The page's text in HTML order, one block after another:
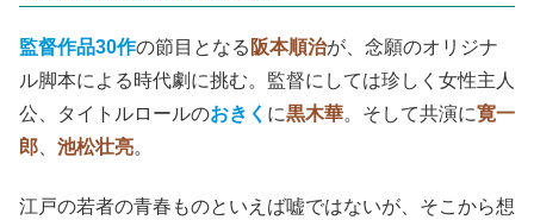
監督作品30作の節目となる 阪本順治が、念願のオリジナ
ル脚本による時代劇に挑む。監督にしては珍しく女性主人
公、タイトルロールのおきく に黒木華。そして共演に寛一
郎
池松壮亮。
江戸の若者の青春ものといえば嘘ではないが、そこから想